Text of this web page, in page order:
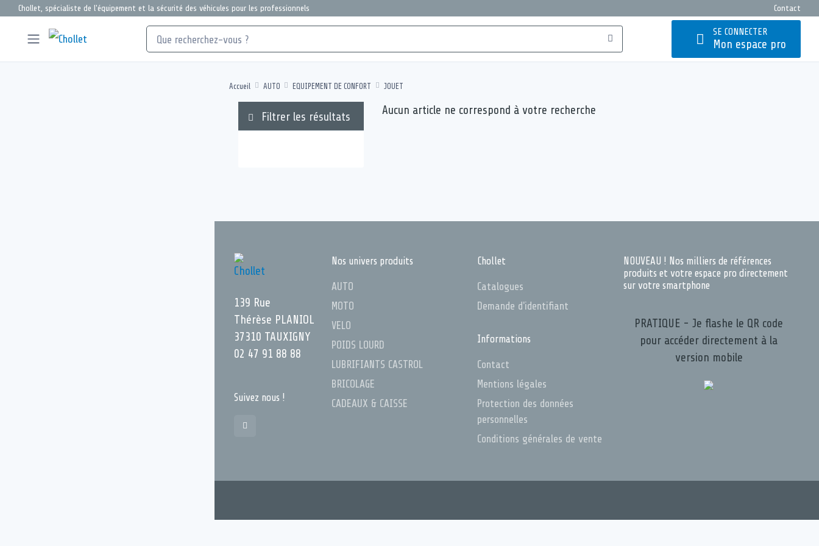
Chollet, spécialiste de l'équipement et la sécurité des véhicules pour les professionnels Contact
SE CONNECTER
Mon espace pro
Accueil AUTO EQUIPEMENT DE CONFORT JOUET
Filtrer les résultats Aucun article ne correspond à votre recherche
139 Rue
Thérèse PLANIOL
37310 TAUXIGNY
02 47 91 88 88
Suivez nous !
Nos univers produits
AUTO
MOTO
VELO
POIDS LOURD
LUBRIFIANTS CASTROL
BRICOLAGE
CADEAUX & CAISSE
Chollet
Catalogues
Demande d'identifiant
Informations
Contact
Mentions légales
Protection des données
personnelles
Conditions générales de vente
NOUVEAU ! Nos milliers de références
produits et votre espace pro directement
sur votre smartphone
PRATIQUE - Je flashe le QR code
pour accéder directement à la
version mobile